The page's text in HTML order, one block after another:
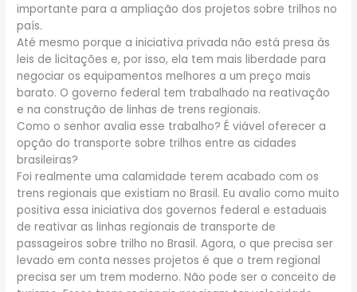
importante para a ampliação dos projetos sobre trilhos no
país.
Até mesmo porque a iniciativa privada não está presa às
leis de licitações e, por isso, ela tem mais liberdade para
negociar os equipamentos melhores a um preço mais
barato. O governo federal tem trabalhado na reativação
e na construção de linhas de trens regionais.
Como o senhor avalia esse trabalho? É viável oferecer a
opção do transporte sobre trilhos entre as cidades
brasileiras?
Foi realmente uma calamidade terem acabado com os
trens regionais que existiam no Brasil. Eu avalio como muito
positiva essa iniciativa dos governos federal e estaduais
de reativar as linhas regionais de transporte de
passageiros sobre trilho no Brasil. Agora, o que precisa ser
levado em conta nesses projetos é que o trem regional
precisa ser um trem moderno. Não pode ser o conceito de